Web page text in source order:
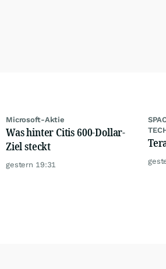
Microsoft-Aktie
Was hinter Citis 600-Dollar-
Ziel steckt
gestern 19:31